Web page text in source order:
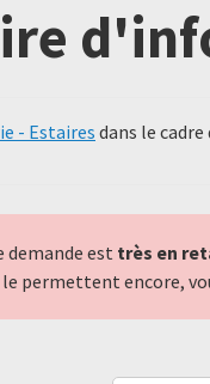
- Estaires dans le cadre
demande est très en
permettent encore,